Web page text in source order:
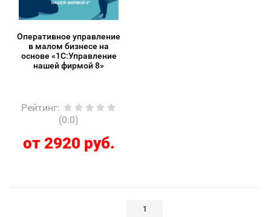
Оперативное управление
в малом бизнесе на
основе «1С:Управление
нашей фирмой 8»
Рейтинг:
(0.0)
от 2920 руб.
1